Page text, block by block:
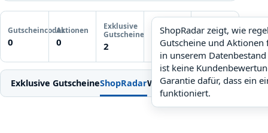
Gutscheincodes
0
Aktionen
0
Exklusive
Gutscheine
2
2 exklusive Gutscheine anzeigen
ShopRadar
noch keine Daten
ShopRadar zeigt, wie
Gutscheine und Aktionen
in unserem
ist keine
Garantie dafür, dass ein
funktioniert.
Letzte
Gutscheinprüfung
Noch keine
Prüfung
Exklusive GutscheineShopRadarWeitere GutscheineEinlösen